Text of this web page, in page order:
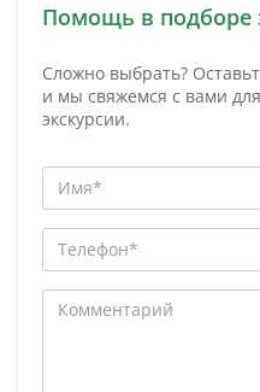
Помощь в подборе
Сложно выбрать?
и мы свяжемся с вами
экскурсии.